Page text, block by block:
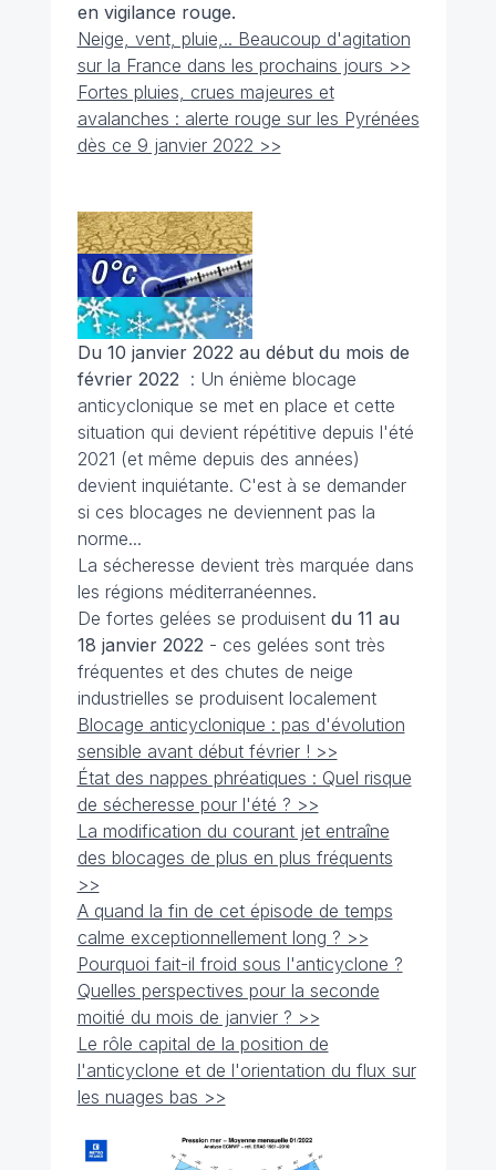
en vigilance rouge.
Neige, vent, pluie,.. Beaucoup d'agitation
sur la France dans les prochains jours >>
Fortes pluies, crues majeures et
avalanches : alerte rouge sur les Pyrénées
dès ce 9 janvier 2022 >>
Du 10 janvier 2022 au début du mois de
février 2022 : Un énième blocage
anticyclonique se met en place et cette
situation qui devient répétitive depuis l'été
2021 (et même depuis des années)
devient inquiétante. C'est à se demander
si ces blocages ne deviennent pas la
norme...
La sécheresse devient très marquée dans
les régions méditerranéennes.
De fortes gelées se produisent du 11 au
18 janvier 2022 - ces gelées sont très
fréquentes et des chutes de neige
industrielles se produisent localement
Blocage anticyclonique : pas d'évolution
sensible avant début février ! >>
État des nappes phréatiques : Quel risque
de sécheresse pour l'été ? >>
La modification du courant jet entraîne
des blocages de plus en plus fréquents
>>
A quand la fin de cet épisode de temps
calme exceptionnellement long ? >>
Pourquoi fait-il froid sous l'anticyclone ?
Quelles perspectives pour la seconde
moitié du mois de janvier ? >>
Le rôle capital de la position de
l'anticyclone et de l'orientation du flux sur
les nuages bas >>